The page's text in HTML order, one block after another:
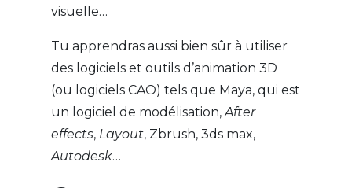
visuelle…
Tu apprendras aussi bien sûr à utiliser
des logiciels et outils d’animation 3D
(ou logiciels CAO) tels que Maya, qui est
un logiciel de modélisation,After
effects, Layout, Zbrush, 3ds max,
Autodesk…